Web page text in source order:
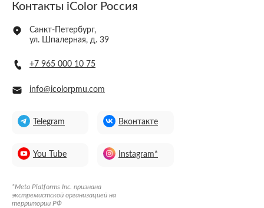
Контакты iColor Россия
Санкт-Петербург,
ул. Шпалерная, д. 39
+7 965 000 10 75
info@icolorpmu.com
Telegram Вконтакте
*Meta Platforms Inc. признана
экстремистской организацией на
территории РФ
You Tube Instagram*